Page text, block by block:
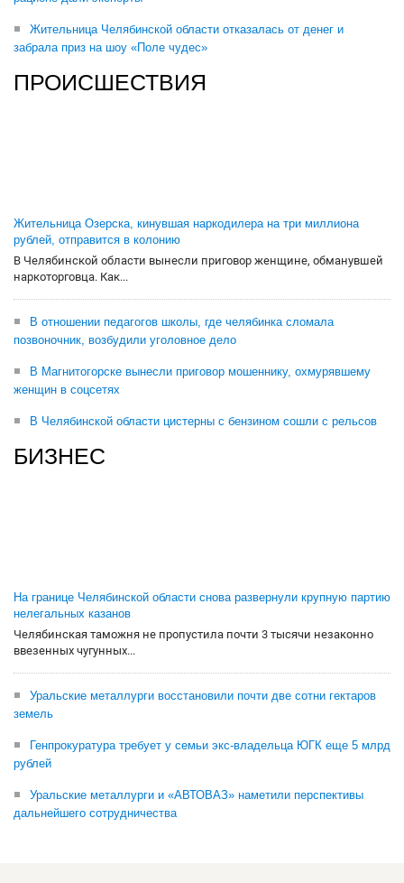
Жительница Челябинской области отказалась от денег и
забрала приз на шоу «Поле чудес»
ПРОИСШЕСТВИЯ
Жительница Озерска, кинувшая наркодилера на три миллиона
рублей, отправится в колонию
В Челябинской области вынесли приговор женщине, обманувшей
наркоторговца. Как...
В отношении педагогов школы, где челябинка сломала
позвоночник, возбудили уголовное дело
В Магнитогорске вынесли приговор мошеннику, охмурявшему
женщин в соцсетях
В Челябинской области цистерны с бензином сошли с рельсов
БИЗНЕС
На границе Челябинской области снова развернули крупную партию
нелегальных казанов
Челябинская таможня не пропустила почти 3 тысячи незаконно
ввезенных чугунных...
Уральские металлурги восстановили почти две сотни гектаров
земель
Генпрокуратура требует у семьи экс-владельца ЮГК еще 5 млрд
рублей
Уральские металлурги и «АВТОВАЗ» наметили перспективы
дальнейшего сотрудничества